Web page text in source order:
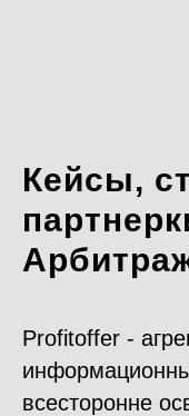
Кейсы,
Profitoffer -
всесторонне